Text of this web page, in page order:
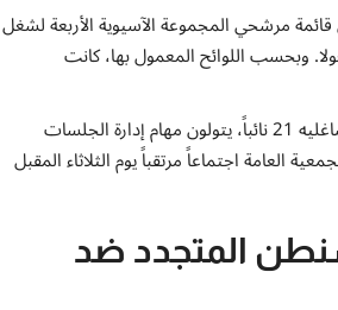
مرشحي المجموعة الآسيوية الأربعة لشغل
وبحسب اللوائح المعمول بها، كانت
يُذكر أن منصب نائب رئيس الجمعية العامة يعد منصباً إدارياً ورمزياً، ويبلغ عدد شاغليه 21 نائباً، يتولون مهام إدارة الجلسات
العامة اجتماعاً مرتقباً يوم الثلاثاء المقبل
المتجدد ضد